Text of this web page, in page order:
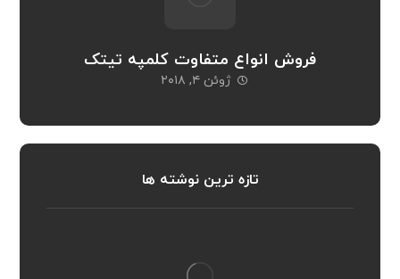
فروش انواع متفاوت کلمپه تیتک
ژوئن ۴, ۲۰۱۸
تازه ترین نوشته ها